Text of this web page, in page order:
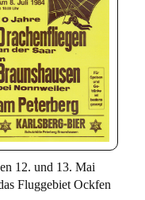
12. und 13. Mai
Fluggebiet Ockfen